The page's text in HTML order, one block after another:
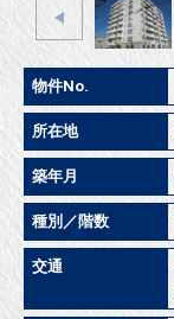
物件No.
所在地
築年月
種別／階数
交通